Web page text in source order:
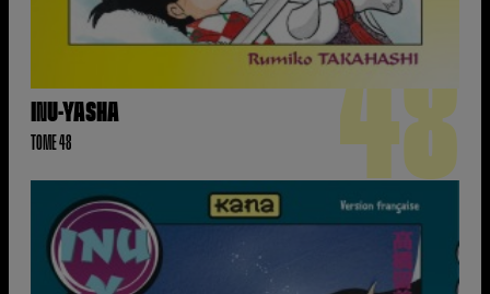
INU-YASHA
TOME 48 48